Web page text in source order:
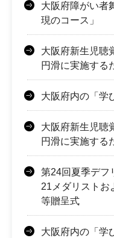
大阪府障がい者
現のコース」
大阪府新生児聴
円滑に実施する
大阪府内の「学
大阪府新生児聴
円滑に実施する
第24回夏季デフ
21メダリストお
等贈呈式
大阪府内の「学